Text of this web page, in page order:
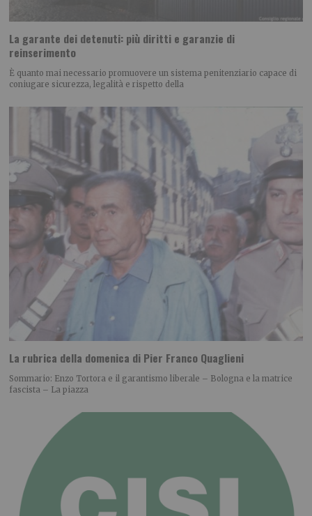
La garante dei detenuti: più diritti e garanzie di
reinserimento
È quanto mai necessario promuovere un sistema penitenziario capace di
coniugare sicurezza, legalità e rispetto della
La rubrica della domenica di Pier Franco Quaglieni
Sommario: Enzo Tortora e il garantismo liberale – Bologna e la matrice
fascista – La piazza